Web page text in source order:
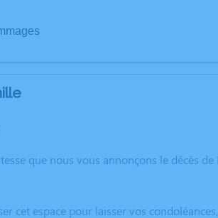
que nous vous annonçons le décès
cet espace pour laisser vos